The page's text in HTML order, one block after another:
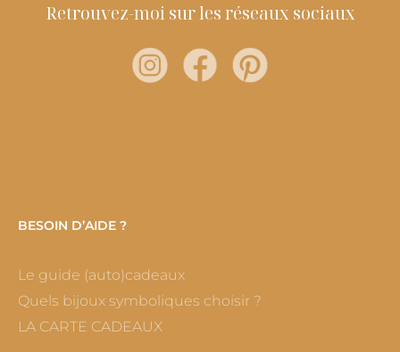
Retrouvez-moi sur les réseaux sociaux
BESOIN D’AIDE ?
Le guide (auto)cadeaux
Quels bijoux symboliques choisir ?
LA CARTE CADEAUX